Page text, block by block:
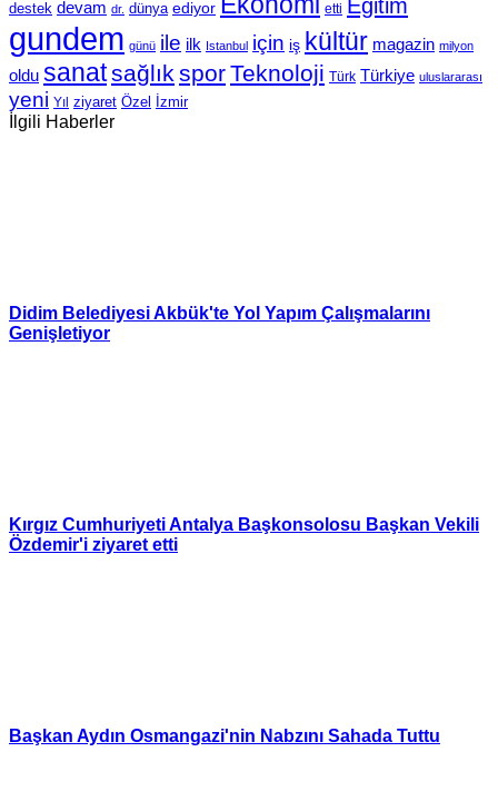
destek devam dr. dünya ediyor etti Eğitim
gundem günü ile ilk Istanbul için iş kültür magazin milyon
oldu sanatsağlık sporTeknoloji Türk Türkiye uluslararası
yeni Yıl ziyaret Özel İzmir
İlgili Haberler
Didim Belediyesi Akbük'te Yol Yapım Çalışmalarını
Genişletiyor
Kırgız Cumhuriyeti Antalya Başkonsolosu Başkan Vekili
Özdemir'i ziyaret etti
Başkan Aydın Osmangazi'nin Nabzını Sahada Tuttu